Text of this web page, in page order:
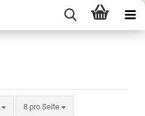
8 pro Seite
pro Seite